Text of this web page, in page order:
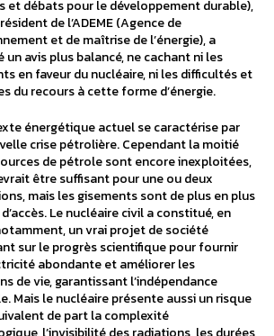
et débats pour le développement durable),
de l’ADEME (Agence de
et de maîtrise de l’énergie), a
un avis plus balancé, ne cachant ni les
en faveur du nucléaire, ni les difficultés et
du recours à cette forme d’énergie.
énergétique actuel se caractérise par
crise pétrolière. Cependant la moitié
de pétrole sont encore inexploitées,
être suffisant pour une ou deux
mais les gisements sont de plus en plus
Le nucléaire civil a constitué, en
un vrai projet de société
sur le progrès scientifique pour fournir
abondante et améliorer les
de vie, garantissant l’indépendance
Mais le nucléaire présente aussi un risque
de part la complexité